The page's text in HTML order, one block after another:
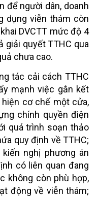
để người dân, doanh
dụng viễn thám còn
DVCTT mức độ 4
giải quyết TTHC qua
chưa cao.
tác cải cách TTHC
mạnh việc gắn kết
cơ chế một cửa,
chính quyền điện
quá trình soạn thảo
quy định về TTHC;
nghị phương án
có liên quan đang
không còn phù hợp,
động về viễn thám;